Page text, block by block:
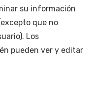
su información
que no
Los
pueden ver y editar